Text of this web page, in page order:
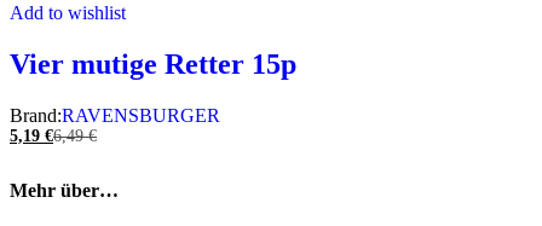
Add to wishlist
Vier mutige Retter 15p
Brand:RAVENSBURGER
5,19 €6,49€
Mehr über…